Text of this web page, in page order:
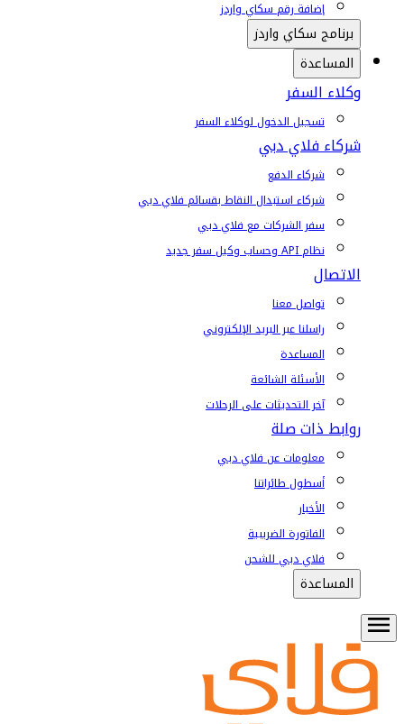
إضافة رقم سكاي واردز
برنامج سكاي واردز
المساعدة
وكلاء السفر
تسجيل الدخول لوكلاء السفر
شركاء فلاي دبي
شركاء الدفع
شركاء استبدال النقاط بقسائم فلاي دبي
سفر الشركات مع فلاي دبي
نظام API وحساب وكيل سفر جديد
الاتصال
تواصل معنا
راسلنا عبر البريد الإلكتروني
المساعدة
الأسئلة الشائعة
آخر التحديثات على الرحلات
روابط ذات صلة
معلومات عن فلاي دبي
أسطول طائراتنا
الأخبار
الفاتورة الضريبية
فلاي دبي للشحن
المساعدة